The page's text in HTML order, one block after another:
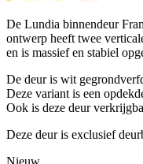
De Lundia binnendeur
ontwerp heeft twee
en is massief en stabiel
De deur is wit
Deze variant is een
Ook is deze deur
Deze deur is exclusief
Nieuw